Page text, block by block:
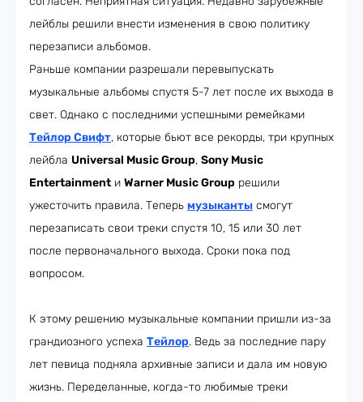
лейблы решили внести изменения в свою политику
перезаписи альбомов.
Раньше компании разрешали перевыпускать
музыкальные альбомы спустя 5-7 лет после их выхода в
свет. Однако с последними успешными ремейками
Тейлор Свифт, которые бьют все рекорды, три крупных
лейбла Universal Music Group, Sony Music
Entertainment и Warner Music Group решили
ужесточить правила. Теперь музыканты смогут
перезаписать свои треки спустя 10, 15 или 30 лет
после первоначального выхода. Сроки пока под
вопросом.
К этому решению музыкальные компании пришли из-за
грандиозного успеха Тейлор. Ведь за последние пару
лет певица подняла архивные записи и дала им новую
жизнь. Переделанные, когда-то любимые треки